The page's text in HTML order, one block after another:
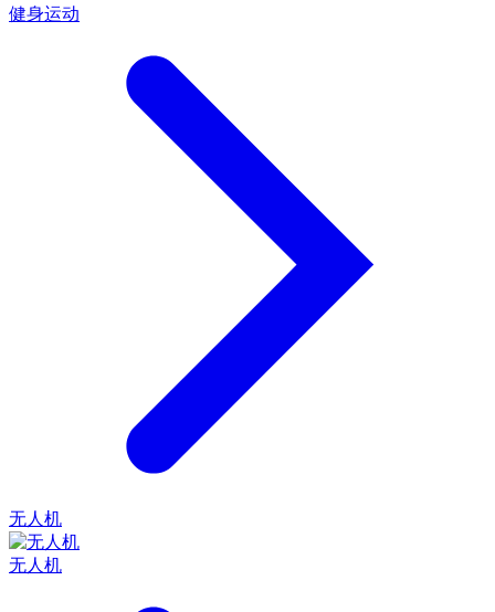
健身运动
无人机
无人机